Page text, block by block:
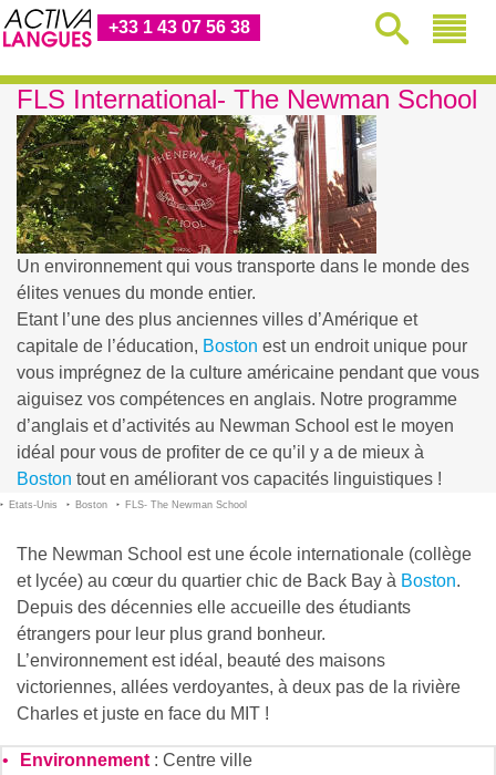
+33 1 43 07 56 38
FLS International- The Newman School
Un environnement qui vous transporte dans le monde des
élites venues du monde entier.
Etant l’une des plus anciennes villes d’Amérique et
capitale de l’éducation, Boston est un endroit unique pour
vous imprégnez de la culture américaine pendant que vous
aiguisez vos compétences en anglais. Notre programme
d’anglais et d’activités au Newman School est le moyen
idéal pour vous de profiter de ce qu’il y a de mieux à
Boston tout en améliorant vos capacités linguistiques !
Etats-Unis Boston FLS- The Newman School
The Newman School est une école internationale (collège
et lycée) au cœur du quartier chic de Back Bay à Boston.
Depuis des décennies elle accueille des étudiants
étrangers pour leur plus grand bonheur.
L’environnement est idéal, beauté des maisons
victoriennes, allées verdoyantes, à deux pas de la rivière
Charles et juste en face du MIT !
Environnement: Centre ville